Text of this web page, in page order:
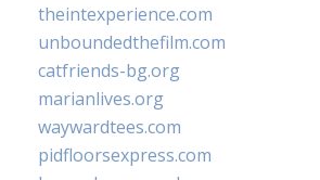
theintexperience.com
unboundedthefilm.com
catfriends-bg.org
marianlives.org
waywardtees.com
pidfloorsexpress.com